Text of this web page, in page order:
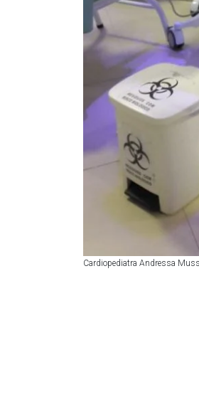
Cardiopediatra Andressa